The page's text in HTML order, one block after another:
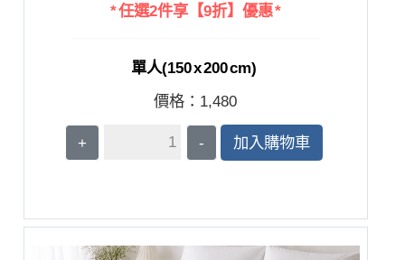
* 任選2件享【9折】優惠 *
單人(150 x 200 cm)
價格： 1,480
+ - 加入購物車